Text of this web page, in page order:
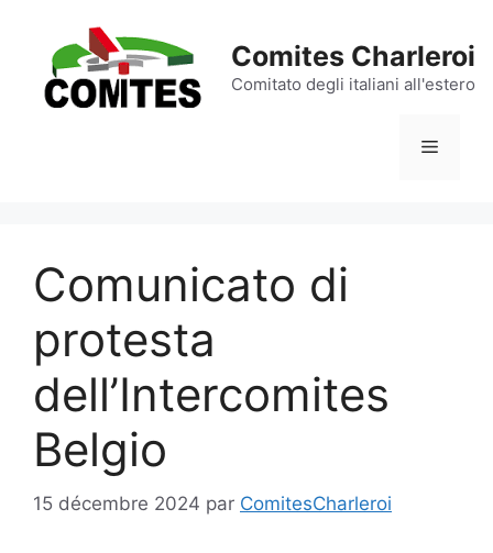
contenu
Comites Charleroi
Comitato degli italiani all'estero
Menu
Comunicato di
protesta
dell’Intercomites
Belgio
15 décembre 2024 par ComitesCharleroi